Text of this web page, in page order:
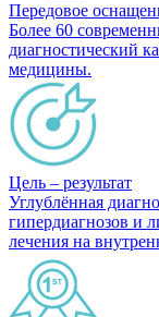
Передовое
Более 60
диагностический
медицины.
Цель – результат
Углублённая
гипердиагнозов и
лечения на